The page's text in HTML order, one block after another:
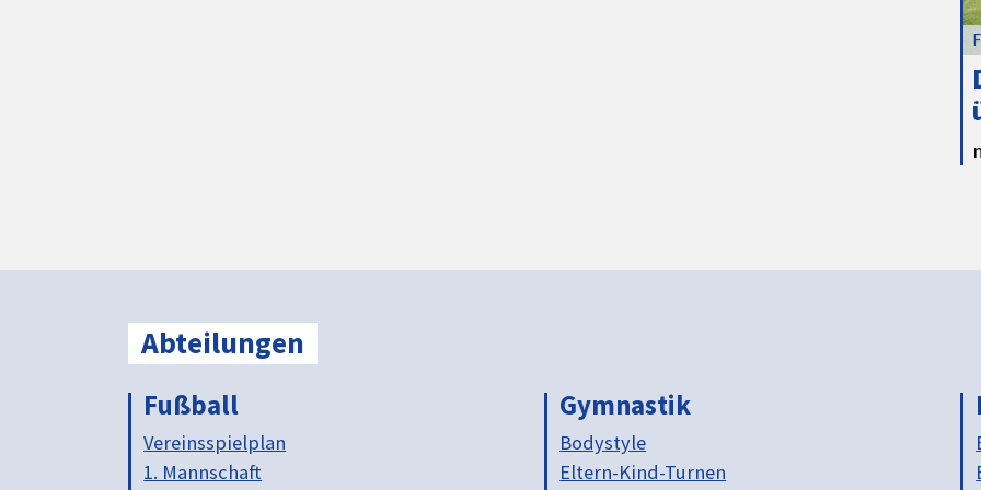
Abteilungen
Fußball
Vereinsspielplan
1. Mannschaft
Gymnastik
Bodystyle
Eltern-Kind-Turnen